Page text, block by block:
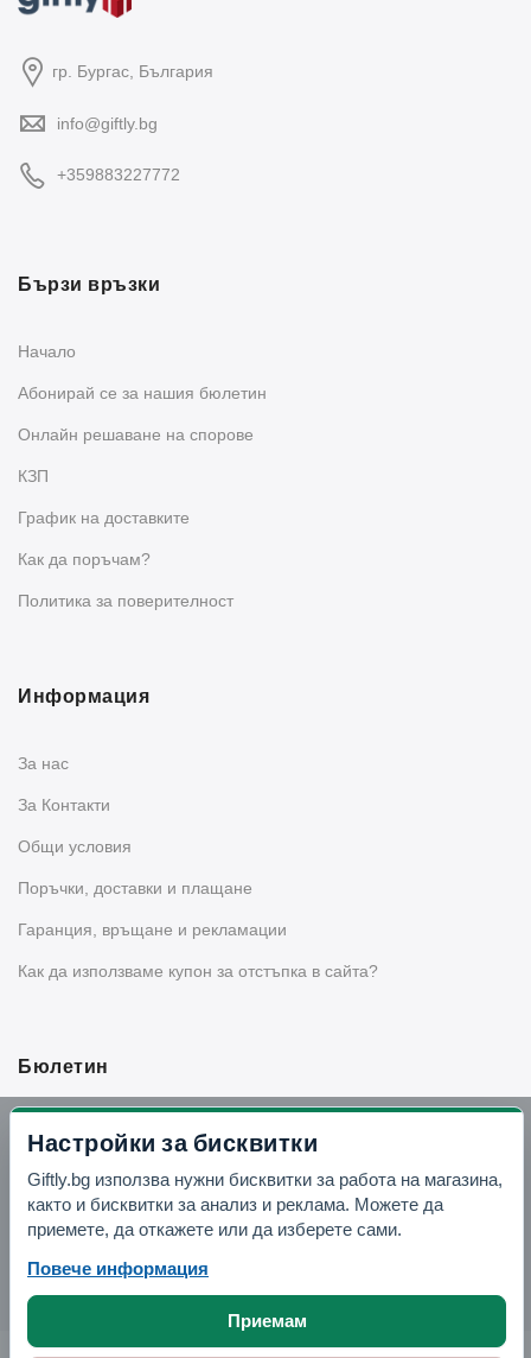
гр. Бургас, България
info@giftly.bg
+359883227772
Бързи връзки
Начало
Абонирай се за нашия бюлетин
Oнлайн решаване на спорове
КЗП
График на доставките
Как да поръчам?
Политика за поверителност
Информация
За нас
За Контакти
Общи условия
Поръчки, доставки и плащане
Гаранция, връщане и рекламации
Как да използваме купон за отстъпка в сайта?
Бюлетин
Вземи -10% отстъпка в Telegram
Отвори Telegram
Настройки за бисквитки
Giftly.bg използва нужни бисквитки за работа на магазина,
както и бисквитки за анализ и реклама. Можете да
приемете, да откажете или да изберете сами.
Повече информация
Приемам